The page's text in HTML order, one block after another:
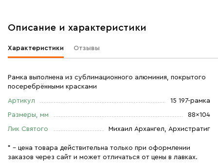
Описание и характеристики
Характеристики Отзывы
Рамка выполнена из сублимационного алюминия, покрытого
посеребрёнными красками
Артикул 15 197-рамка
Размеры, мм 88×104
Лик Святого Михаил Архангел, Архистратиг
* – цена товара действительна только при оформлении
заказов через сайт и может отличаться от цены в лавках.